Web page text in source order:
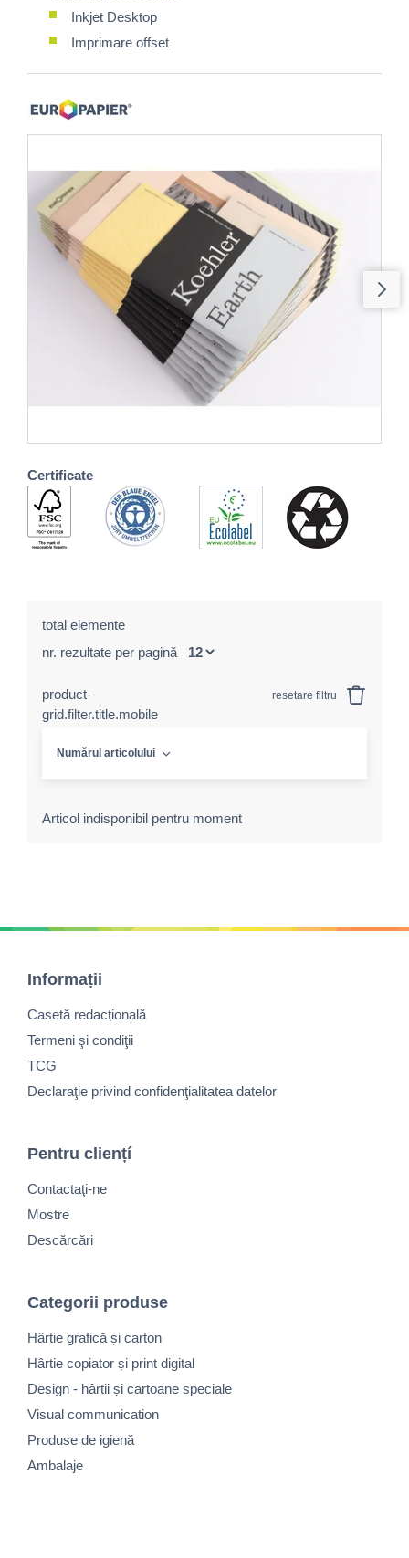
Inkjet Desktop
Imprimare offset
Certificate
total elemente
nr. rezultate per pagină
product-
grid.filter.title.mobile
resetare filtru
Numărul articolului
Articol indisponibil pentru moment
Informații
Casetă redacțională
Termeni şi condiţii
TCG
Declaraţie privind confidenţialitatea datelor
Pentru cliențí
Contactaţi-ne
Mostre
Descărcări
Categorii produse
Hârtie grafică și carton
Hârtie copiator și print digital
Design - hârtii și cartoane speciale
Visual communication
Produse de igienă
Ambalaje